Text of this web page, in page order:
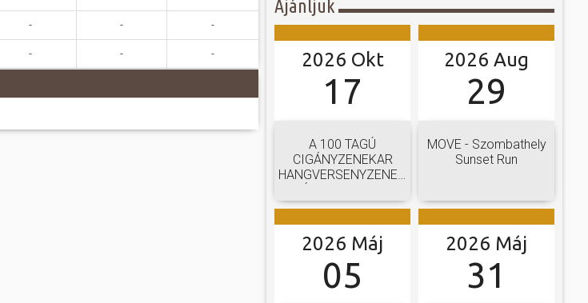
Ajánljuk
2026 Okt
17
A 100 TAGÚ
CIGÁNYZENEKAR
HANGVERSENYZENEKARI
2026 Aug
29
MOVE - Szombathely
Sunset Run
2026 Máj
05
2026 Máj
31
- - -
- - -